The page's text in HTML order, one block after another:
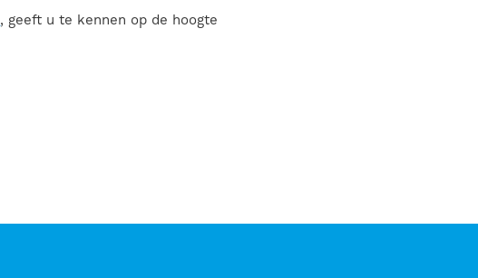
, geeft u te kennen op de hoogte